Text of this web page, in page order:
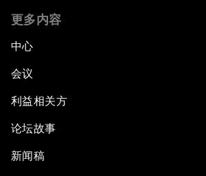
更多内容
中心
会议
利益相关方
论坛故事
新闻稿